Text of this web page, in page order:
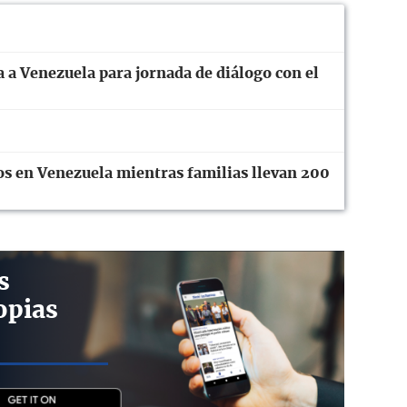
Venezuela para jornada de diálogo con el
en Venezuela mientras familias llevan 200